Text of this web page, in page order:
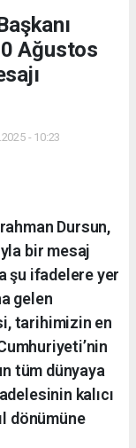
Ağustos
- 10:23
Dursun,
bir mesaj
şu ifadelere yer
gelen
tarihimizin en
tüm dünyaya
kalıcı
dönümüne